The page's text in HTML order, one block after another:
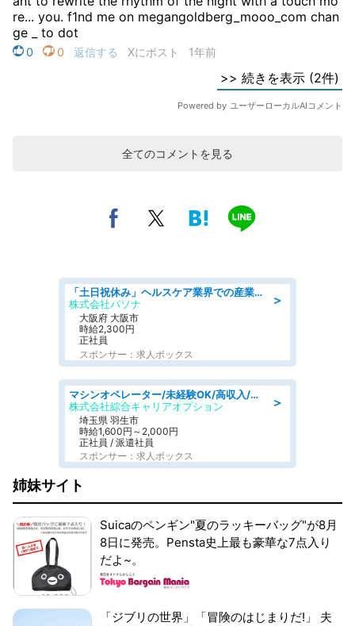
全てのコメントを見る
＞
「土日祝休み」ヘルスケア業界での産業保健師業務/看護師/高時給/要資格:正看護師
株式会社パソナ
大阪府 大阪市
時給2,300円
正社員
スポンサー：求人ボックス
＞
マシンオペレーター/未経験OK/高収入/日払いOK/寮費無料/交替制
株式会社綜合キャリアオプション
埼玉県 羽生市
時給1,600円～2,000円
正社員 / 派遣社員
スポンサー：求人ボックス
姉妹サイト
Suicaのペンギン"夏のラッキーバッグ"が8月
8日に発売。Pensta史上最も豪華な7点入り
だよ~。
「ジブリの世界」「冒険のはじまりだ!」 夫